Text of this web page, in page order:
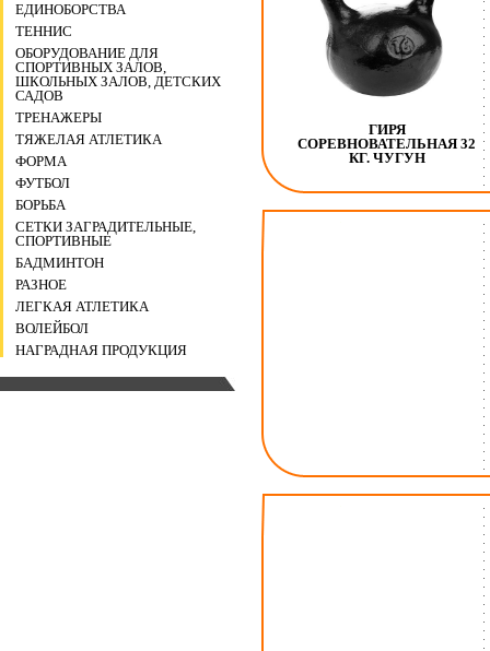
ЕДИНОБОРСТВА
ТЕННИС
ОБОРУДОВАНИЕ ДЛЯ
СПОРТИВНЫХ ЗАЛОВ,
ШКОЛЬНЫХ ЗАЛОВ, ДЕТСКИХ
САДОВ
ТРЕНАЖЕРЫ
ТЯЖЕЛАЯ АТЛЕТИКА
ФОРМА
ФУТБОЛ
БОРЬБА
СЕТКИ ЗАГРАДИТЕЛЬНЫЕ,
СПОРТИВНЫЕ
БАДМИНТОН
РАЗНОЕ
ЛЕГКАЯ АТЛЕТИКА
ВОЛЕЙБОЛ
НАГРАДНАЯ ПРОДУКЦИЯ
ГИРЯ
СОРЕВНОВАТЕЛЬНАЯ 32
КГ. ЧУГУН